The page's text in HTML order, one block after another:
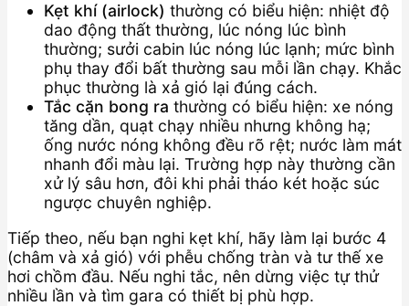
Kẹt khí (airlock) thường có biểu hiện: nhiệt độ
dao động thất thường, lúc nóng lúc bình
thường; sưởi cabin lúc nóng lúc lạnh; mức bình
phụ thay đổi bất thường sau mỗi lần chạy. Khắc
phục thường là xả gió lại đúng cách.
Tắc cặn bong ra thường có biểu hiện: xe nóng
tăng dần, quạt chạy nhiều nhưng không hạ;
ống nước nóng không đều rõ rệt; nước làm mát
nhanh đổi màu lại. Trường hợp này thường cần
xử lý sâu hơn, đôi khi phải tháo két hoặc súc
ngược chuyên nghiệp.
Tiếp theo, nếu bạn nghi kẹt khí, hãy làm lại bước 4
(châm và xả gió) với phễu chống tràn và tư thế xe
hơi chồm đầu. Nếu nghi tắc, nên dừng việc tự thử
nhiều lần và tìm gara có thiết bị phù hợp.